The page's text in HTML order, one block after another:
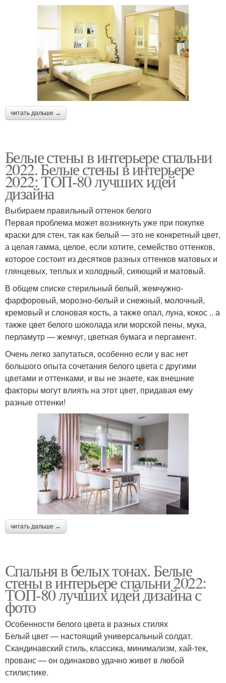
читать дальше →
Белые стены в интерьере спальни
2022. Белые стены в интерьере
2022: ТОП-80 лучших идей
дизайна
Выбираем правильный оттенок белого
Первая проблема может возникнуть уже при покупке
краски для стен, так как белый — это не конкретный цвет,
а целая гамма, целое, если хотите, семейство оттенков,
которое состоит из десятков разных оттенков матовых и
глянцевых, теплых и холодный, сияющий и матовый.
В общем списке стерильный белый, жемчужно-
фарфоровый, морозно-белый и снежный, молочный,
кремовый и слоновая кость, а также опал, луна, кокос .. а
также цвет белого шоколада или морской пены, мука,
перламутр — жемчуг, цветная бумага и пергамент.
Очень легко запутаться, особенно если у вас нет
большого опыта сочетания белого цвета с другими
цветами и оттенками, и вы не знаете, как внешние
факторы могут влиять на этот цвет, придавая ему
разные оттенки!
читать дальше →
Спальня в белых тонах. Белые
стены в интерьере спальни 2022:
ТОП-80 лучших идей дизайна с
фото
Особенности белого цвета в разных стилях
Белый цвет — настоящий универсальный солдат.
Скандинавский стиль, классика, минимализм, хай-тек,
прованс — он одинаково удачно живет в любой
стилистике.